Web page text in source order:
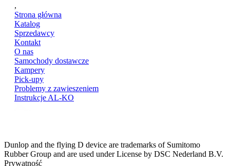
,
Strona główna
Katalog
Sprzedawcy
Kontakt
O nas
Samochody dostawcze
Kampery
Pick-upy
Problemy z zawieszeniem
Instrukcje AL-KO
Dunlop and the flying D device are trademarks of Sumitomo
Rubber Group and are used under License by DSC Nederland B.V.
Prywatność